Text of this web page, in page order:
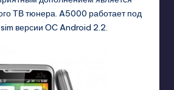
ТВ тюнера. A5000 работает под
версии ОС Android 2.2.